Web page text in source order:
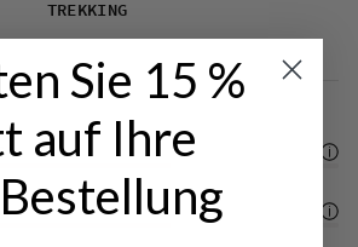
TREKKING
Sie 15 %
auf Ihre